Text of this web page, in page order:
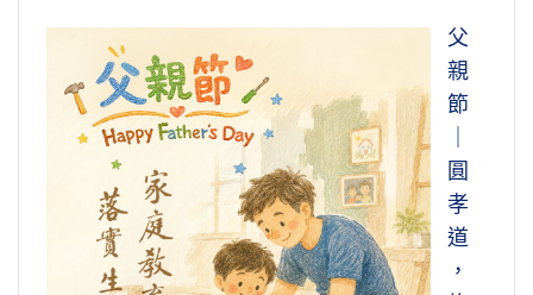
父
親
節
圓
孝
道
，